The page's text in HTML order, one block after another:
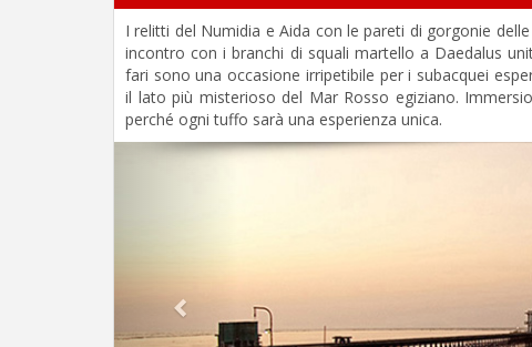
I relitti del Numidia e Aida con le pareti di gorgonie
incontro con i branchi di squali martello a Daedalus
fari sono una occasione irripetibile per i subacquei
il lato più misterioso del Mar Rosso egiziano.
perché ogni tuffo sarà una esperienza unica.
Previous